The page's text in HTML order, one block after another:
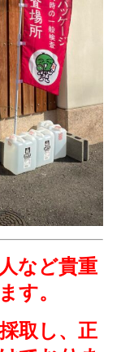
など貴重
す。
取し、正